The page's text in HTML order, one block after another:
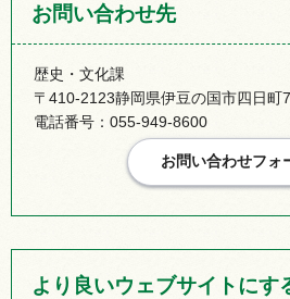
お問い合わせ先
歴史・文化課
〒410-2123静岡県伊豆の国市四日町
電話番号：055-949-8600
より良いウェブサイトにす